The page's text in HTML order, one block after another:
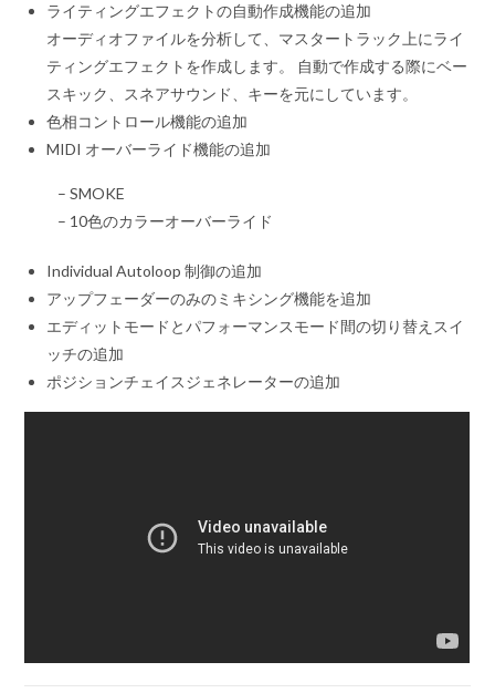
ライティングエフェクトの自動作成機能の追加
オーディオファイルを分析して、マスタートラック上にライ
ティングエフェクトを作成します。 自動で作成する際にベー
スキック、スネアサウンド、キーを元にしています。
色相コントロール機能の追加
MIDI オーバーライド機能の追加
– SMOKE
– 10色のカラーオーバーライド
Individual Autoloop 制御の追加
アップフェーダーのみのミキシング機能を追加
エディットモードとパフォーマンスモード間の切り替えスイ
ッチの追加
ポジションチェイスジェネレーターの追加